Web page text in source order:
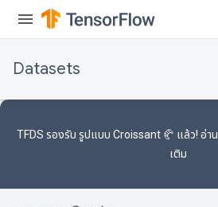
Datasets
TFDS รองรับ รูปแบบ Croissant 🥐 แล้ว! อ่าน
เติม